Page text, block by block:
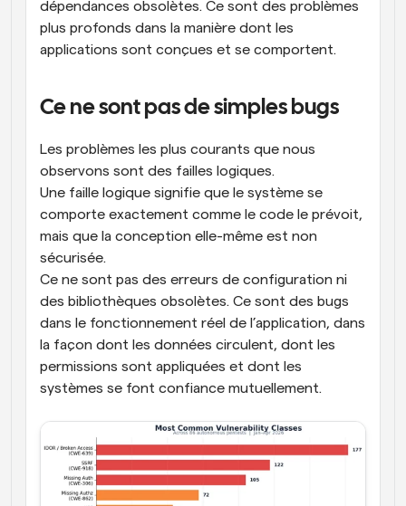
dépendances obsolètes. Ce sont des problèmes
plus profonds dans la manière dont les
applications sont conçues et se comportent.
Ce ne sont pas de simples bugs
Les problèmes les plus courants que nous
observons sont des failles logiques.
Une faille logique signifie que le système se
comporte exactement comme le code le prévoit,
mais que la conception elle-même est non
sécurisée.
Ce ne sont pas des erreurs de configuration ni
des bibliothèques obsolètes. Ce sont des bugs
dans le fonctionnement réel de l’application, dans
la façon dont les données circulent, dont les
permissions sont appliquées et dont les
systèmes se font confiance mutuellement.